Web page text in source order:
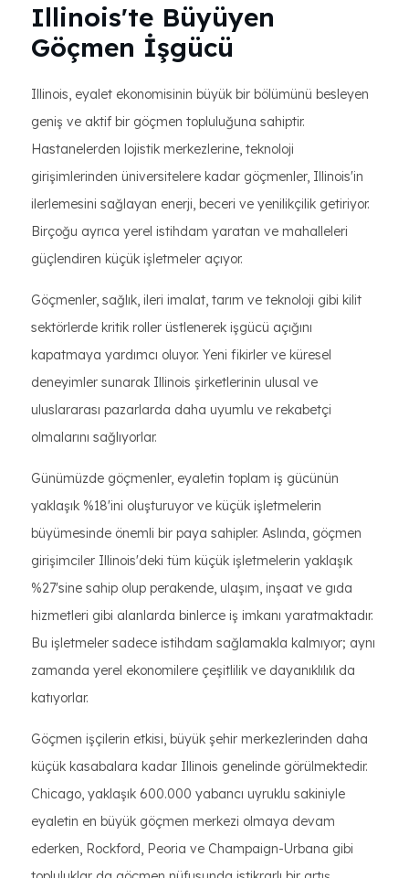
Illinois'te Büyüyen
Göçmen İşgücü
Illinois, eyalet ekonomisinin büyük bir bölümünü besleyen
geniş ve aktif bir göçmen topluluğuna sahiptir.
Hastanelerden lojistik merkezlerine, teknoloji
girişimlerinden üniversitelere kadar göçmenler, Illinois'in
ilerlemesini sağlayan enerji, beceri ve yenilikçilik getiriyor.
Birçoğu ayrıca yerel istihdam yaratan ve mahalleleri
güçlendiren küçük işletmeler açıyor.
Göçmenler, sağlık, ileri imalat, tarım ve teknoloji gibi kilit
sektörlerde kritik roller üstlenerek işgücü açığını
kapatmaya yardımcı oluyor. Yeni fikirler ve küresel
deneyimler sunarak Illinois şirketlerinin ulusal ve
uluslararası pazarlarda daha uyumlu ve rekabetçi
olmalarını sağlıyorlar.
Günümüzde göçmenler, eyaletin toplam iş gücünün
yaklaşık %18'ini oluşturuyor ve küçük işletmelerin
büyümesinde önemli bir paya sahipler. Aslında, göçmen
girişimciler Illinois'deki tüm küçük işletmelerin yaklaşık
%27'sine sahip olup perakende, ulaşım, inşaat ve gıda
hizmetleri gibi alanlarda binlerce iş imkanı yaratmaktadır.
Bu işletmeler sadece istihdam sağlamakla kalmıyor; aynı
zamanda yerel ekonomilere çeşitlilik ve dayanıklılık da
katıyorlar.
Göçmen işçilerin etkisi, büyük şehir merkezlerinden daha
küçük kasabalara kadar Illinois genelinde görülmektedir.
Chicago, yaklaşık 600.000 yabancı uyruklu sakiniyle
eyaletin en büyük göçmen merkezi olmaya devam
ederken, Rockford, Peoria ve Champaign-Urbana gibi